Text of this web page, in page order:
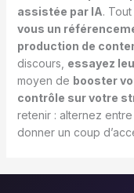
assistée par IA.
vous un
production de
discours, essayez
moyen de booster
contrôle sur votre
retenir : alternez
donner un coup